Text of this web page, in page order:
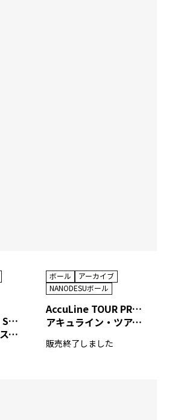
NANODESU Accu Spare（2022）
ナノデス・アキュスペア（2022）
ボール
アーカイブ
NANODESUボール
AccuLine TOUR PREMIUM U
アキュライン・ツアープレミアム ユー
販売終了しました